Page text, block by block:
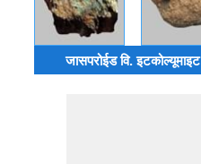
जासपरोईड वि. इटकोल्यूमाइट